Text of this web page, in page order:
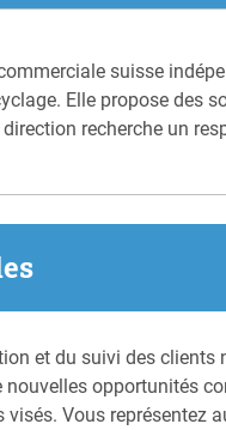
suisse
Elle propose des
recherche un
et du suivi des
opportunités
Vous représentez